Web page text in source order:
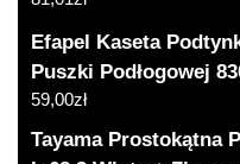
Efapel Kaseta
Puszki Podłogowej
59,00zł
Tayama Prostokątna